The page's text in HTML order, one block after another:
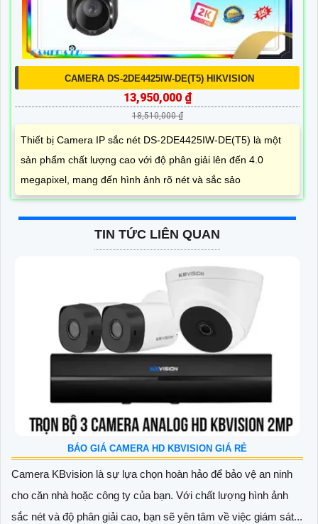
CAMERA DS-2DE4425IW-DE(T5) HIKVISION
13,950,000 ₫
18,510,000 ₫
Thiết bị Camera IP sắc nét DS-2DE4425IW-DE(T5) là một
sản phẩm chất lượng cao với độ phân giải lên đến 4.0
megapixel, mang đến hình ảnh rõ nét và sắc sảo
TIN TỨC LIÊN QUAN
BÁO GIÁ CAMERA HD KBVISION GIÁ RẺ
Camera KBvision là sự lựa chọn hoàn hảo để bảo vệ an ninh
cho căn nhà hoặc công ty của bạn. Với chất lượng hình ảnh
sắc nét và độ phân giải cao, bạn sẽ yên tâm về việc giám sát...